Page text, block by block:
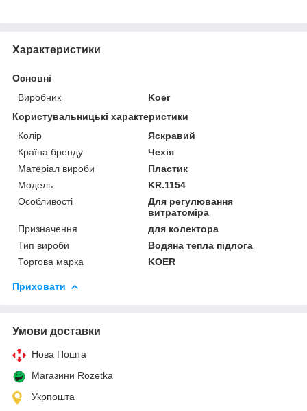
Характеристики
Основні
Виробник
Koer
Користувальницькі характеристики
Колір
Яскравий
Країна бренду
Чехія
Матеріал вироби
Пластик
Мoдель
KR.1154
Особливості
Для регулювання
витратоміра
Призначення
для колектора
Тип вироби
Водяна тепла підлога
Торгова марка
KOER
Приховати
Умови доставки
Нова Пошта
Магазини Rozetka
Укрпошта